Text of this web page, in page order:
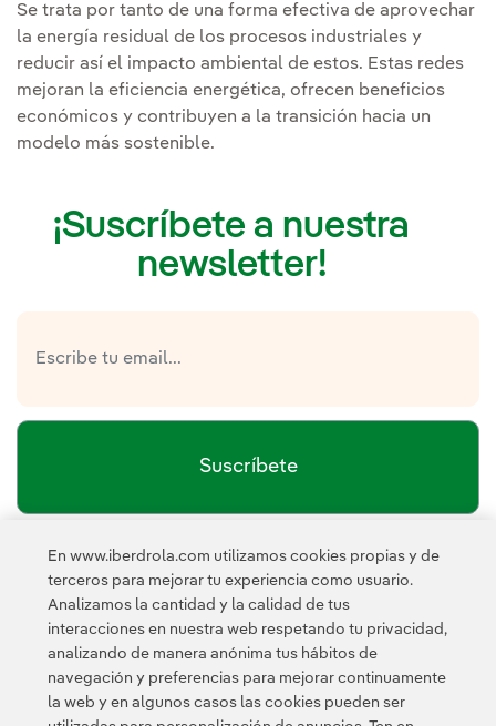
Se trata por tanto de una forma efectiva de aprovechar
la energía residual de los procesos industriales y
reducir así el impacto ambiental de estos. Estas redes
mejoran la eficiencia energética, ofrecen beneficios
económicos y contribuyen a la transición hacia un
modelo más sostenible.
¡Suscríbete a nuestra
newsletter!
Suscríbete
He leído y acepto lapolítica de privacidad de la
Newsletter
Enlace externo, se abre en ventana nueva.
Esta página está protegida por reCAPTCHA y se aplican la
Política de privacidad Términos de servicio de
En www.iberdrola.com utilizamos cookies propias y de
terceros para mejorar tu experiencia como usuario.
Analizamos la cantidad y la calidad de tus
interacciones en nuestra web respetando tu privacidad,
analizando de manera anónima tus hábitos de
navegación y preferencias para mejorar continuamente
la web y en algunos casos las cookies pueden ser